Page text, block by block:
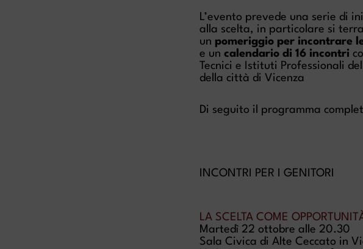
L’evento prevede una serie di
alla scelta, in particolare si
un pomeriggio per incontrare
e un calendario di 16 incontri
Tecnici e Istituti Professionali
della città di Vicenza
Di seguito il programma
INCONTRI PER I GENITORI
LA SCELTA COME
Martedì 22 ottobre alle 20.30
Sala Civica di Alte Ceccato in